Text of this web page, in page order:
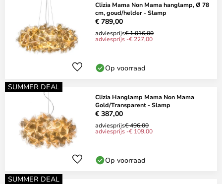
Clizia Mama Non Mama hanglamp, Ø 78
cm, goud/helder - Slamp
€ 789,00
adviesprijs€ 1.016,00
adviesprijs -€ 227,00
Op voorraad
SUMMER DEAL
Clizia Hanglamp Mama Non Mama
Gold/Transparent - Slamp
€ 387,00
adviesprijs€ 496,00
adviesprijs -€ 109,00
Op voorraad
SUMMER DEAL